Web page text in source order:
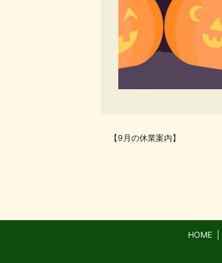
【9月の休業案内】
HOME